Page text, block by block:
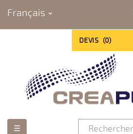
Français
DEVIS (0)
Basculer
☰